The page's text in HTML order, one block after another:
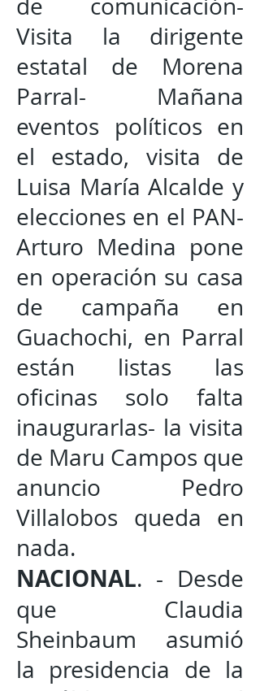
de comunicación-
Visita la dirigente
estatal de Morena
Parral- Mañana
eventos políticos en
el estado, visita de
Luisa María Alcalde y
elecciones en el PAN-
Arturo Medina pone
en operación su casa
de campaña en
Guachochi, en Parral
están listas las
oficinas solo falta
inaugurarlas- la visita
de Maru Campos que
anuncio Pedro
Villalobos queda en
nada.
NACIONAL. - Desde
que Claudia
Sheinbaum asumió
la presidencia de la